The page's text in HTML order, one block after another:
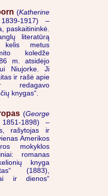
(Katherine
1917) –
paskaitininkė.
literatūrą
kelis metus
koledže
m. atsidėjo
Niujorke. Ji
ir rašė apie
redagavo
knygas“.
(George
1898) –
rašytojas ir
Amerikos
mokyklos
romanas
knyga
(1883),
ir dienos“